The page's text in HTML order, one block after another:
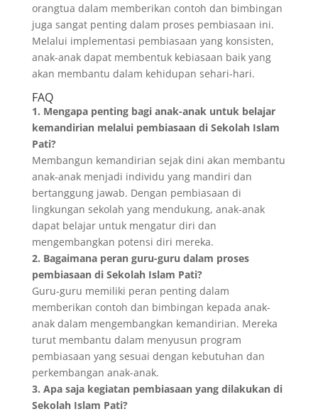
orangtua dalam memberikan contoh dan bimbingan
juga sangat penting dalam proses pembiasaan ini.
Melalui implementasi pembiasaan yang konsisten,
anak-anak dapat membentuk kebiasaan baik yang
akan membantu dalam kehidupan sehari-hari.
FAQ
1. Mengapa penting bagi anak-anak untuk belajar
kemandirian melalui pembiasaan di Sekolah Islam
Pati?
Membangun kemandirian sejak dini akan membantu
anak-anak menjadi individu yang mandiri dan
bertanggung jawab. Dengan pembiasaan di
lingkungan sekolah yang mendukung, anak-anak
dapat belajar untuk mengatur diri dan
mengembangkan potensi diri mereka.
2. Bagaimana peran guru-guru dalam proses
pembiasaan di Sekolah Islam Pati?
Guru-guru memiliki peran penting dalam
memberikan contoh dan bimbingan kepada anak-
anak dalam mengembangkan kemandirian. Mereka
turut membantu dalam menyusun program
pembiasaan yang sesuai dengan kebutuhan dan
perkembangan anak-anak.
3. Apa saja kegiatan pembiasaan yang dilakukan di
Sekolah Islam Pati?